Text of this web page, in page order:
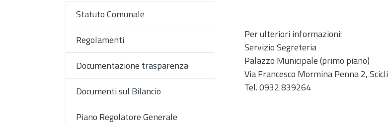
Statuto Comunale
Regolamenti
Documentazione trasparenza
Documenti sul Bilancio
Piano Regolatore Generale
Per ulteriori informazioni:
Servizio Segreteria
Palazzo Municipale (primo piano)
Via Francesco Mormina Penna 2, Scicli
Tel. 0932 839264